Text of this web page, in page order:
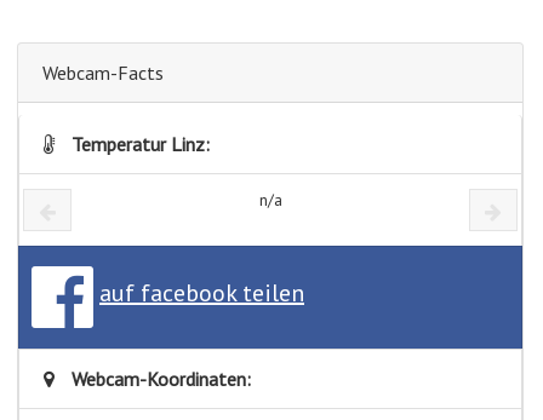
Webcam-Facts
Temperatur Linz:
n/a
auf facebook teilen
Webcam-Koordinaten: